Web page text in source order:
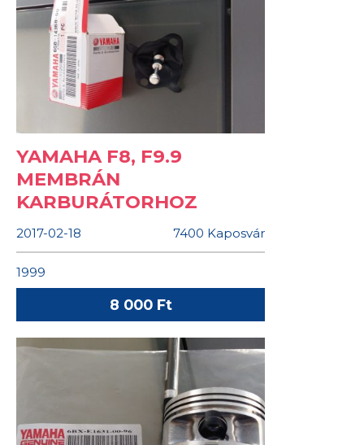
YAMAHA F8, F9.9
MEMBRÁN
KARBURÁTORHOZ
2017-02-18 7400 Kaposvár
1999
8 000 Ft